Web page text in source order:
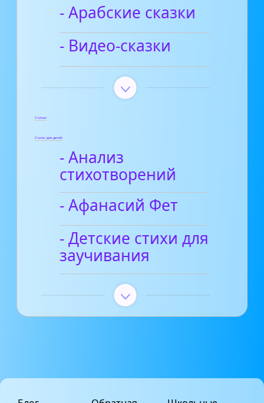
- Арабские сказки
- Видео-сказки
Статьи
Стихи для детей
- Анализ
стихотворений
- Афанасий Фет
- Детские стихи для
заучивания